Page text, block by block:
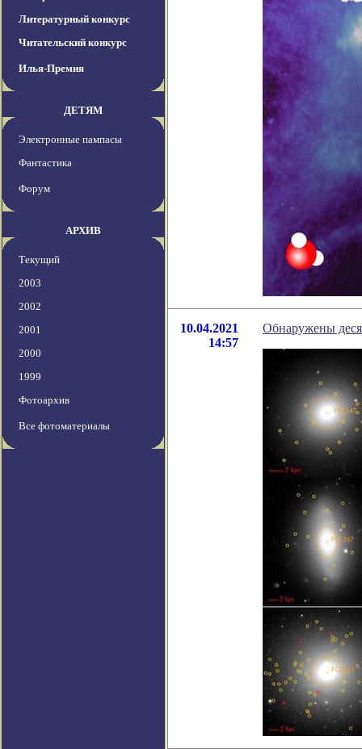
Литературный конкурс
Читательский конкурс
Илья-Премия
ДЕТЯМ
Электронные пампасы
Фантастика
Форум
АРХИВ
Текущий
2003
2002
2001
2000
1999
Фотоархив
Все фотоматериалы
10.04.2021
14:57
Обнаружены